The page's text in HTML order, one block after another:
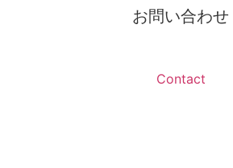
お問い合わせ
Contact